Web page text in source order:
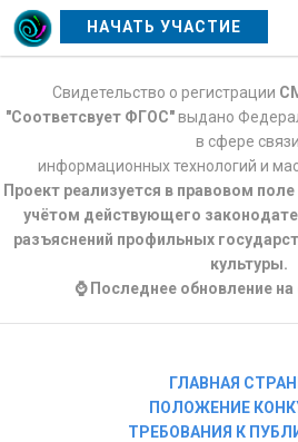
НАЧАТЬ УЧАСТИЕ
Свидетельство о регистрации
"Соответсвует ФГОС"выдано
в сфере
информационных технологий и
Проект реализуется в правовом
учётом действующего
разъяснений профильных
культуры.
⌚ Последнее обновление на
ГЛАВНАЯ
ПОЛОЖЕНИЕ
ТРЕБОВАНИЯ К